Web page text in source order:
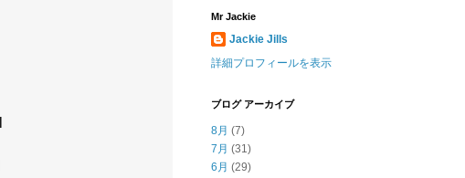
Mr Jackie
Jackie Jills
詳細プロフィールを表示
ブログ アーカイブ
8月 (7)
7月 (31)
6月 (29)